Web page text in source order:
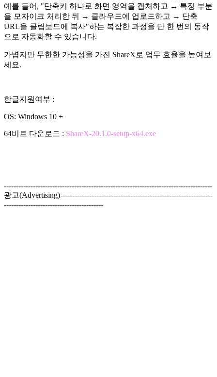
예를 들어, "단축키 하나로 화면 영역을 캡처하고 → 특정 부분
을 모자이크 처리한 뒤 → 클라우드에 업로드하고 → 단축
URL을 클립보드에 복사"하는 복잡한 과정을 단 한 번의 동작
으로 자동화할 수 있습니다.
가볍지만 무한한 가능성을 가진 ShareX로 업무 효율을 높여보
세요.
한글지원여부 :
OS: Windows 10 +
64비트 다운로드 : ShareX-20.1.0-setup-x64.exe
--------------------------------------------------------------------------------------
광고(Advertising)---------------------------------------------------------------
-----------------------------------------